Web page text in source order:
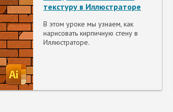
текстуру в Иллюстраторе
В этом уроке мы узнаем, как
нарисовать кирпичную стену в
Иллюстраторе.